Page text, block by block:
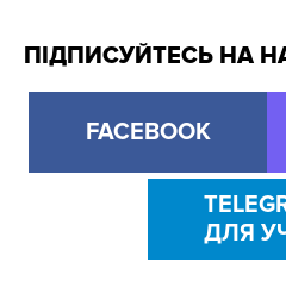
ПІДПИСУЙТЕСЬ НА
FACEBOOK
ДЛЯ